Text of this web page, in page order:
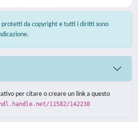
protetti da copyright e tutti i diritti sono
per citare o creare un link a questo
11582/142238